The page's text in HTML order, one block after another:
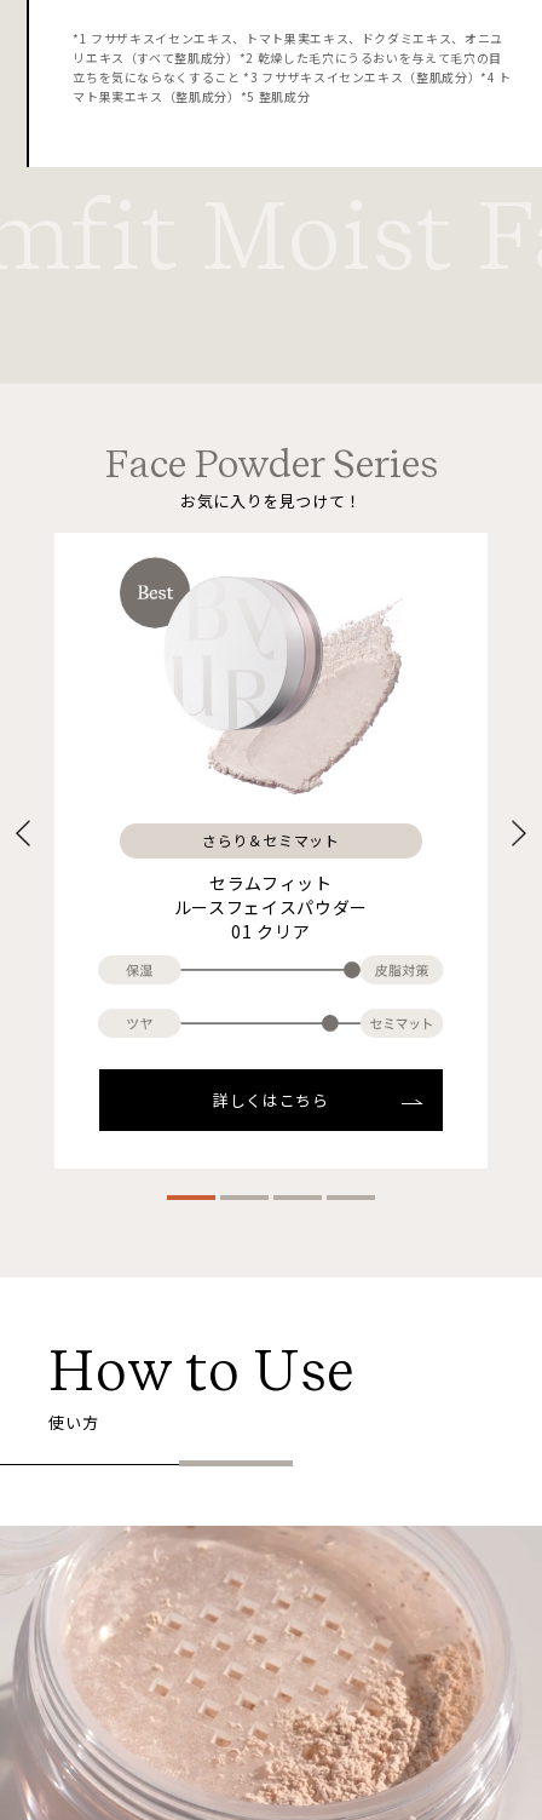
*1 フサザキスイセンエキス、トマト果実エキス、ドクダミエキス、オニユ
リエキス（すベて整肌成分）*2 乾燥した毛穴にうるおいを与えて毛穴の目
立ちを気にならなくすること *3 フサザキスイセンエキス（整肌成分）*4 ト
マト果実エキス（整肌成分）*5 整肌成分
Face Powder Series
お気に入りを見つけて！
さらり＆セミマット
セラムフィット
ルースフェイスパウダー
01 クリア
詳しくはこちら
How to Use
使い方